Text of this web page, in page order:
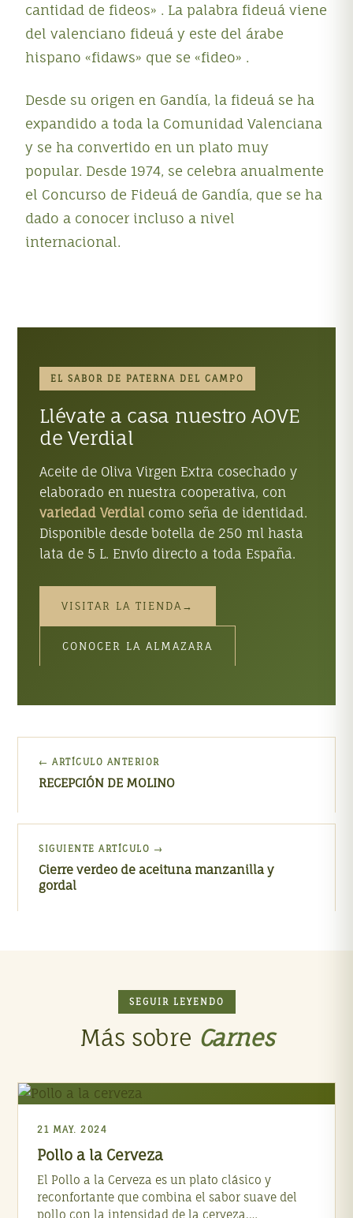
cantidad de fideos» . La palabra fideuá viene
del valenciano fideuá y este del árabe
hispano «fidaws» que se «fideo» .
Desde su origen en Gandía, la fideuá se ha
expandido a toda la Comunidad Valenciana
y se ha convertido en un plato muy
popular. Desde 1974, se celebra anualmente
el Concurso de Fideuá de Gandía, que se ha
dado a conocer incluso a nivel
internacional.
EL SABOR DE PATERNA DEL CAMPO
Llévate a casa nuestro AOVE
de Verdial
Aceite de Oliva Virgen Extra cosechado y
elaborado en nuestra cooperativa, con
variedad Verdial como seña de identidad.
Disponible desde botella de 250 ml hasta
lata de 5 L. Envío directo a toda España.
VISITAR LA TIENDA→
CONOCER LA ALMAZARA
← ARTÍCULO ANTERIOR
RECEPCIÓN DE MOLINO
SIGUIENTE ARTÍCULO →
Cierre verdeo de aceituna manzanilla y
gordal
SEGUIR LEYENDO
Más sobre Carnes
21 MAY. 2024
Pollo a la Cerveza
El Pollo a la Cerveza es un plato clásico y
reconfortante que combina el sabor suave del
pollo con la intensidad de la cerveza.…